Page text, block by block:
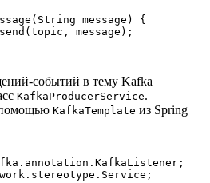
message) {
message);
событий в тему Kafka
KafkaProducerService.
KafkaTemplate из Spring